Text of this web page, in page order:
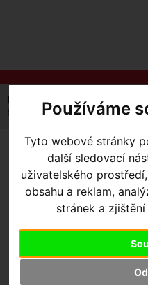
Používáme
Tyto webové stránky
další sledovací
uživatelského
obsahu a reklam,
stránek a
Úvodní strana Výbava
brýle Oakley Encoder Strike
BRÝLE
STRIKE-
Trail Torch